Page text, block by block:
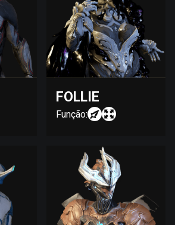
FOLLIE
Função: